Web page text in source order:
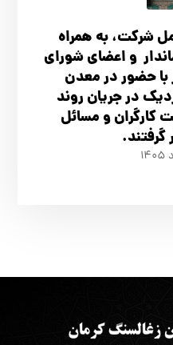
شرکت، به همراه
و اعضای شورای
با حضور در معدن
در جریان روند
کارگران و مسائل
گرفتند.